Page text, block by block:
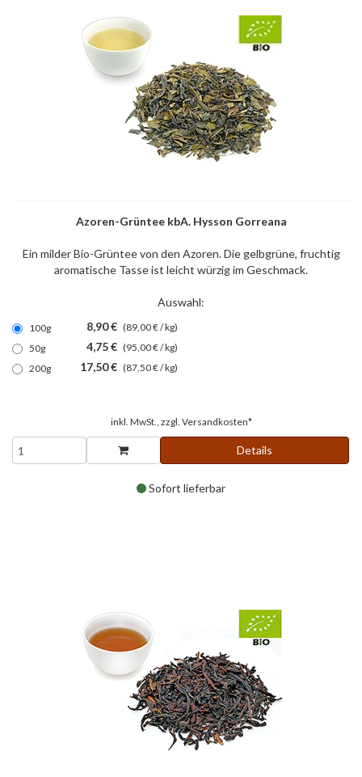
Azoren-Grüntee kbA. Hysson Gorreana
Ein milder Bio-Grüntee von den Azoren. Die gelbgrüne, fruchtig
aromatische Tasse ist leicht würzig im Geschmack.
Auswahl:
100g 8,90 € (89,00 € / kg)
50g
4,75 € (95,00 € / kg)
200g
17,50 € (87,50 € / kg)
inkl. MwSt., zzgl. Versandkosten*
Details
Sofort lieferbar